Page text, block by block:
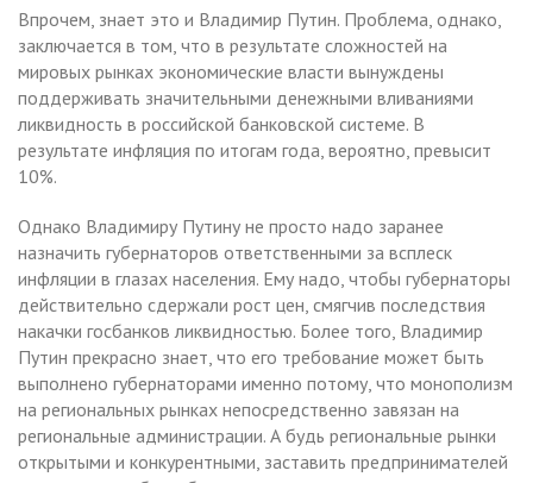
Впрочем, знает это и Владимир Путин. Проблема, однако,
заключается в том, что в результате сложностей на
мировых рынках экономические власти вынуждены
поддерживать значительными денежными вливаниями
ликвидность в российской банковской системе. В
результате инфляция по итогам года, вероятно, превысит
10%.
Однако Владимиру Путину не просто надо заранее
назначить губернаторов ответственными за всплеск
инфляции в глазах населения. Ему надо, чтобы губернаторы
действительно сдержали рост цен, смягчив последствия
накачки госбанков ликвидностью. Более того, Владимир
Путин прекрасно знает, что его требование может быть
выполнено губернаторами именно потому, что монополизм
на региональных рынках непосредственно завязан на
региональные администрации. А будь региональные рынки
открытыми и конкурентными, заставить предпринимателей